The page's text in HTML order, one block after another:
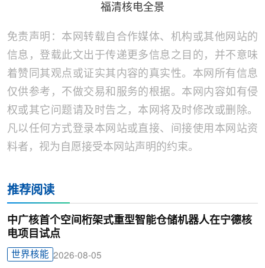
福清核电全景
免责声明：本网转载自合作媒体、机构或其他网站的
信息，登载此文出于传递更多信息之目的，并不意味
着赞同其观点或证实其内容的真实性。本网所有信息
仅供参考，不做交易和服务的根据。本网内容如有侵
权或其它问题请及时告之，本网将及时修改或删除。
凡以任何方式登录本网站或直接、间接使用本网站资
料者，视为自愿接受本网站声明的约束。
推荐阅读
中广核首个空间桁架式重型智能仓储机器人在宁德核
电项目试点
世界核能 2026-08-05